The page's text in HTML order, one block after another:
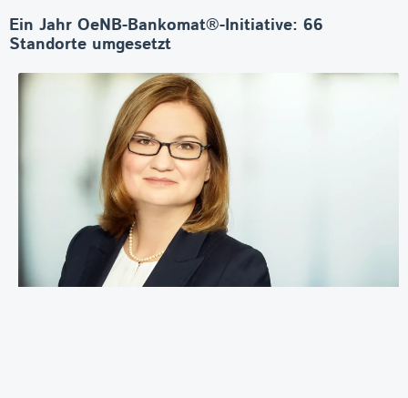
Ein Jahr OeNB-Bankomat®-Initiative: 66
Standorte umgesetzt